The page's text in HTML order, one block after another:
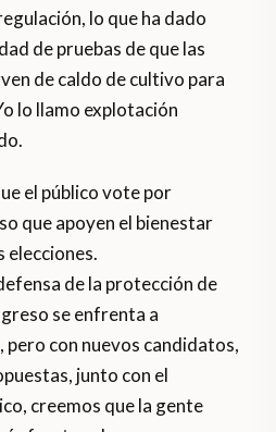
lo que ha dado
de pruebas de que las
de caldo de cultivo para
lo llamo explotación
el público vote por
que apoyen el bienestar
elecciones.
de la protección de
se enfrenta a
con nuevos candidatos,
junto con el
creemos que la gente